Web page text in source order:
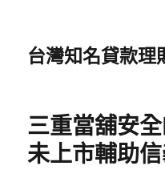
台灣知名貸款理
三重當舖安
未上市輔助